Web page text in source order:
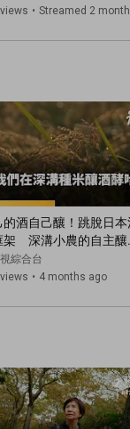
in Taiwan? feat. ...
• Streamed 2
的酒自己釀！跳脫日本
架　深溝小農的自主釀
｜另一種注目｜#鏡電視
台
綜合台
• 4 months ago